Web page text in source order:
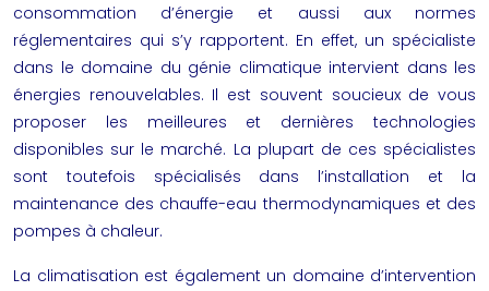
consommation d’énergie et aussi aux normes
réglementaires qui s’y rapportent. En effet, un spécialiste
dans le domaine du génie climatique intervient dans les
énergies renouvelables. Il est souvent soucieux de vous
proposer les meilleures et dernières technologies
disponibles sur le marché. La plupart de ces spécialistes
sont toutefois spécialisés dans l’installation et la
maintenance des chauffe-eau thermodynamiques et des
pompes à chaleur.
La climatisation est également un domaine d’intervention